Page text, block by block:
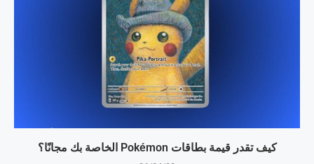
كيف تقدر قيمة بطاقات Pokémon الخاصة بك مجانًا؟